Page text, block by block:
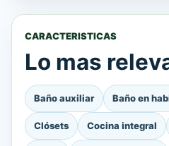
CARACTERISTICAS
Lo mas
Baño auxiliar Baño en
Clósets Cocina integral